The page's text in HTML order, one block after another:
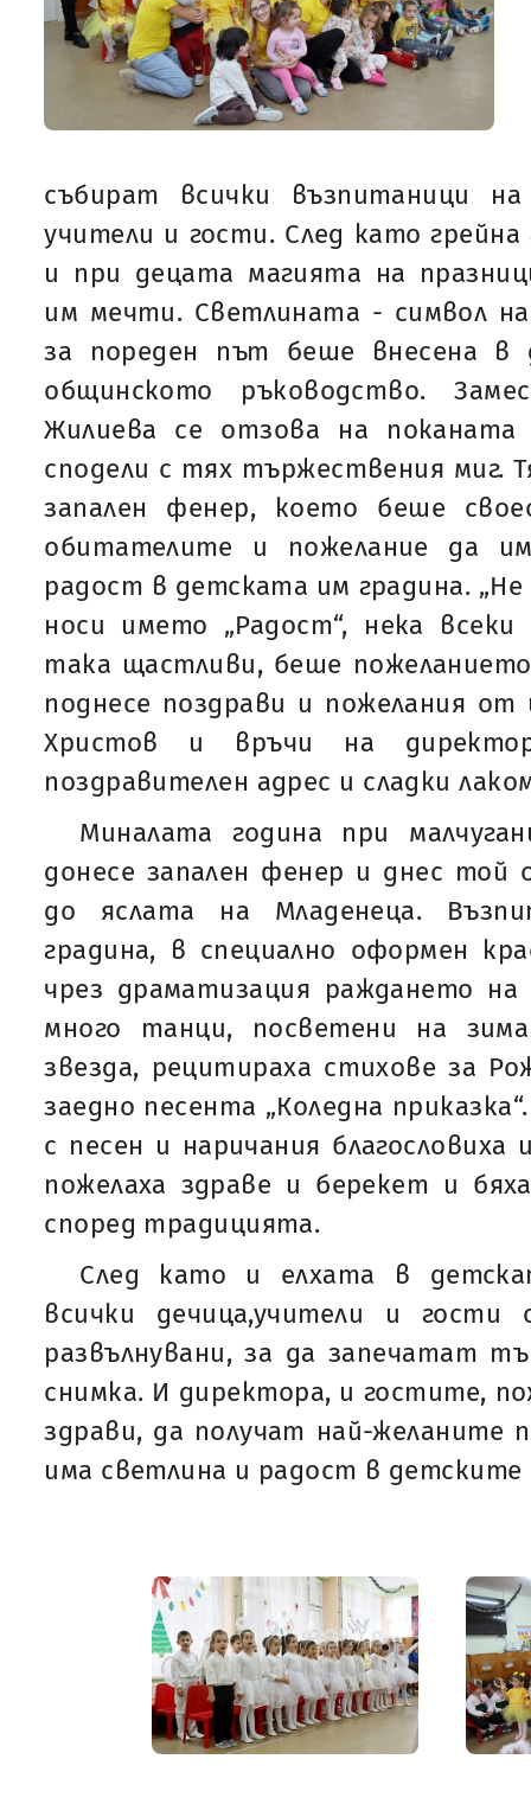
събират всички възпитаници
учители и гости. След като грейна
и при децата магията на
им мечти. Светлината - символ
за пореден път беше внесена в
общинското ръководство.
Жилиева се отзова на
сподели с тях тържествения миг.
запален фенер, което беше
обитателите и пожелание да
радост в детската им градина.
носи името „Радост“, нека
така щастливи, беше
поднесе поздрави и пожелания
Христов и връчи на
поздравителен адрес и сладки
Миналата година при
донесе запален фенер и днес той
до яслата на Младенеца.
градина, в специално оформен
чрез драматизация раждането на
много танци, посветени на
звезда, рецитираха стихове за
заедно песента „Коледна
с песен и наричания благословиха
пожелаха здраве и берекет и
според традицията.
След като и елхата в
всички дечица,учители и гости
развълнувани, за да запечатат
снимка. И директора, и гостите,
здрави, да получат най-желаните
има светлина и радост в детските